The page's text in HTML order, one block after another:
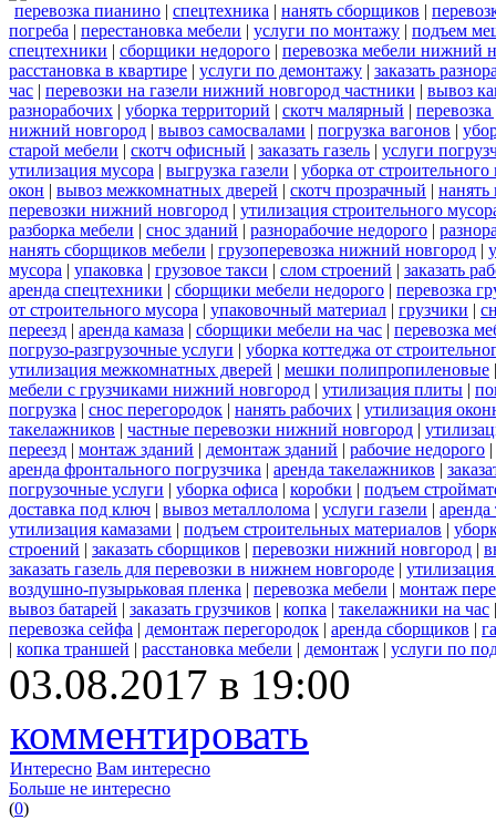
перевозка пианино | спецтехника | нанять сборщиков |
погреба | перестановка мебели | услуги по монтажу | подъем
спецтехники | сборщики недорого | перевозка мебели нижний
расстановка в квартире | услуги по демонтажу | заказать
час | перевозки на газели нижний новгород частники | вывоз
разнорабочих | уборка территорий | скотч малярный |
нижний новгород | вывоз самосвалами | погрузка вагонов |
старой мебели | скотч офисный | заказать газель | услуги
утилизация мусора | выгрузка газели | уборка от строительного
окон | вывоз межкомнатных дверей | скотч прозрачный | нанять
перевозки нижний новгород | утилизация строительного
разборка мебели | снос зданий | разнорабочие недорого |
нанять сборщиков мебели | грузоперевозка нижний новгород |
мусора | упаковка | грузовое такси | слом строений | заказать
аренда спецтехники | сборщики мебели недорого | перевозка
от строительного мусора | упаковочный материал | грузчики |
переезд | аренда камаза | сборщики мебели на час | перевозка
погрузо-разгрузочные услуги | уборка коттеджа от
утилизация межкомнатных дверей | мешки полипропиленовые
мебели с грузчиками нижний новгород | утилизация плиты |
погрузка | снос перегородок | нанять рабочих | утилизация
такелажников | частные перевозки нижний новгород |
переезд | монтаж зданий | демонтаж зданий | рабочие недорого |
аренда фронтального погрузчика | аренда такелажников |
погрузочные услуги | уборка офиса | коробки | подъем
доставка под ключ | вывоз металлолома | услуги газели | аренда
утилизация камазами | подъем строительных материалов |
строений | заказать сборщиков | перевозки нижний новгород |
заказать газель для перевозки в нижнем новгороде |
воздушно-пузырьковая пленка | перевозка мебели | монтаж
вывоз батарей | заказать грузчиков | копка | такелажники на час
перевозка сейфа | демонтаж перегородок | аренда сборщиков |
| копка траншей | расстановка мебели | демонтаж | услуги по
03.08.2017 в 19:00
комментировать
Интересно Вам интересно
Больше не интересно
(0)